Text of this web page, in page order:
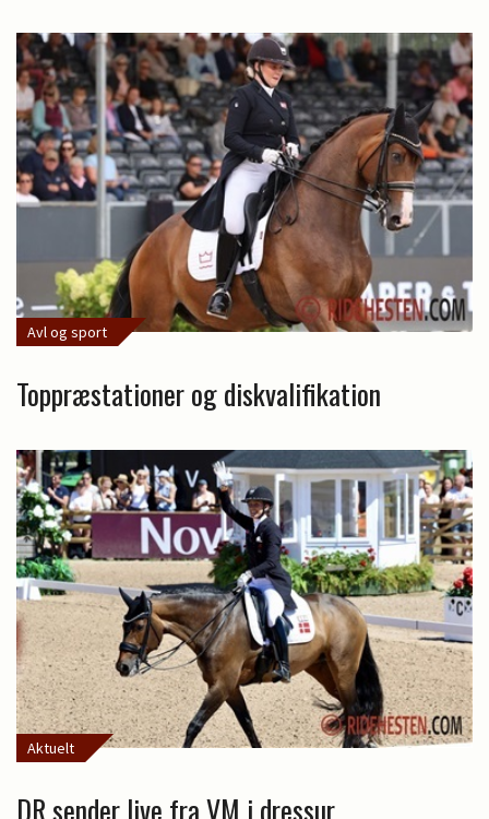
Avl og sport
Toppræstationer og diskvalifikation
Aktuelt
DR sender live fra VM i dressur